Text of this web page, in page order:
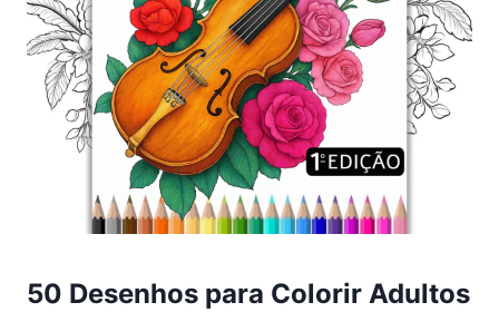
50 Desenhos para Colorir Adultos